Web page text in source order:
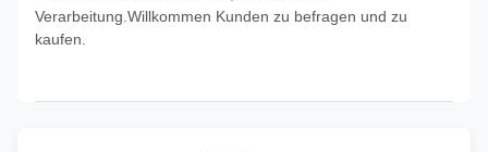
Verarbeitung.Willkommen Kunden zu befragen und zu
kaufen.